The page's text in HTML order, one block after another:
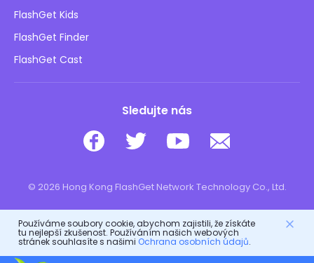
Reklamní zásady
Neprodávejte mé informace
Bezpečnost dětí online
Stáhnout
FlashGet Kids
FlashGet Finder
FlashGet Cast
Sledujte nás
© 2026 Hong Kong FlashGet Network Technology Co., Ltd.
Používáme soubory cookie, abychom zajistili, že získáte
tu nejlepší zkušenost. Používáním našich webových
stránek souhlasíte s našimi Ochrana osobních údajů.